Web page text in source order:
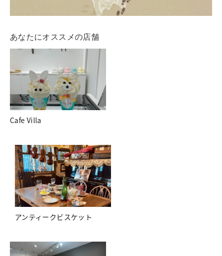
あなたにオススメの店舗
Cafe Villa
アンティークビスケット